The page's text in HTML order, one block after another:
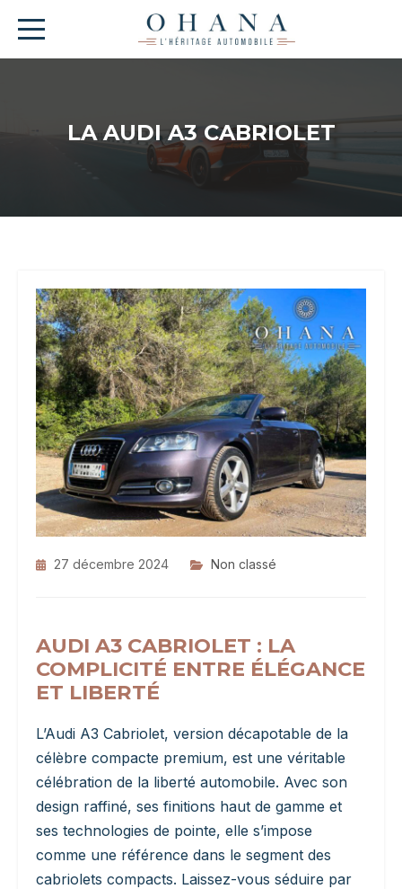
LA AUDI A3 CABRIOLET
27 décembre 2024 Non classé
AUDI A3 CABRIOLET : LA
COMPLICITÉ ENTRE ÉLÉGANCE
ET LIBERTÉ
L’Audi A3 Cabriolet, version décapotable de la
célèbre compacte premium, est une véritable
célébration de la liberté automobile. Avec son
design raffiné, ses finitions haut de gamme et
ses technologies de pointe, elle s’impose
comme une référence dans le segment des
cabriolets compacts. Laissez-vous séduire par